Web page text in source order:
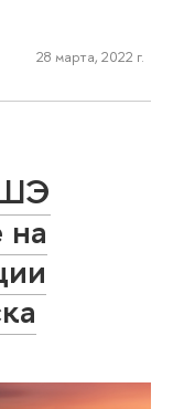
28 марта, 2022 г.
на